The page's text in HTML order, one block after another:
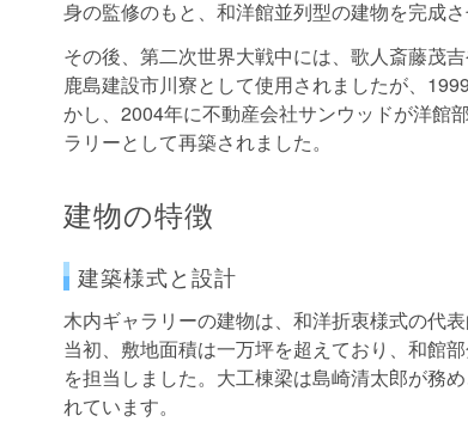
身の監修のもと、和洋館並列型の建物を完成さ
その後、第二次世界大戦中には、歌人斎藤茂
鹿島建設市川寮として使用されましたが、
かし、2004年に不動産会社サンウッドが洋館
ラリーとして再築されました。
建物の特徴
建築様式と設計
木内ギャラリーの建物は、和洋折衷様式の代
当初、敷地面積は一万坪を超えており、和館
を担当しました。大工棟梁は島崎清太郎が務
れています。